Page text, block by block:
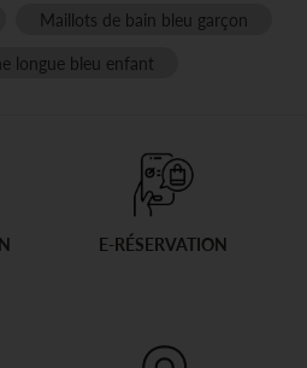
Maillots de bain bleu garçon
longue bleu enfant
E-RÉSERVATION